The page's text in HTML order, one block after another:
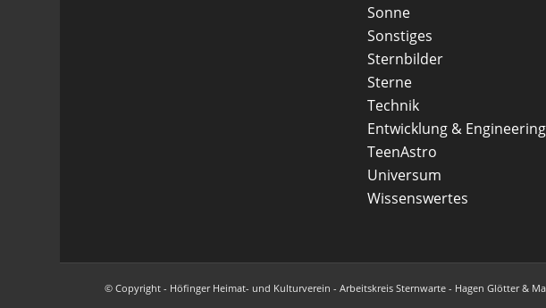
Sonne
Sonstiges
Sternbilder
Sterne
Technik
Entwicklung & Engineering
TeenAstro
Universum
Wissenswertes
© Copyright - Höfinger Heimat- und Kulturverein - Arbeitskreis Sternwarte - Hagen Glötter &